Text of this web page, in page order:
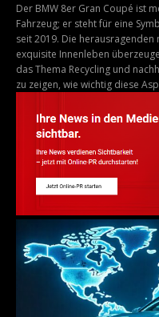
Der BMW 8er Gran Coupé ist
Fahrzeug; er steht für eine
seit 2019. Die
exquisite Innenleben
das Thema Recycling und
zu zeigen, wie wichtig diese